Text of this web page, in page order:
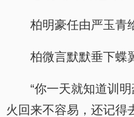
柏明豪任由严玉青
柏微言默默垂下蝶
“你一天就知道训
火回来不容易，还记得